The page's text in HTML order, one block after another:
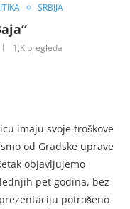
SRBIJA
1,K pregleda
imaju svoje troškove
od Gradske uprave
objavljujemo
pet godina, bez
potrošeno